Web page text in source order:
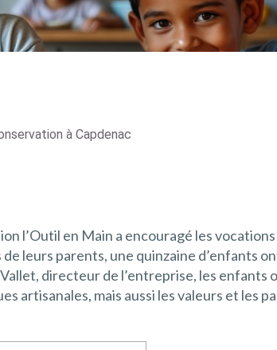
à Capdenac
l’Outil en Main a encouragé les
leurs parents, une quinzaine d’enfants
directeur de l’entreprise, les enfants
artisanales, mais aussi les valeurs et les